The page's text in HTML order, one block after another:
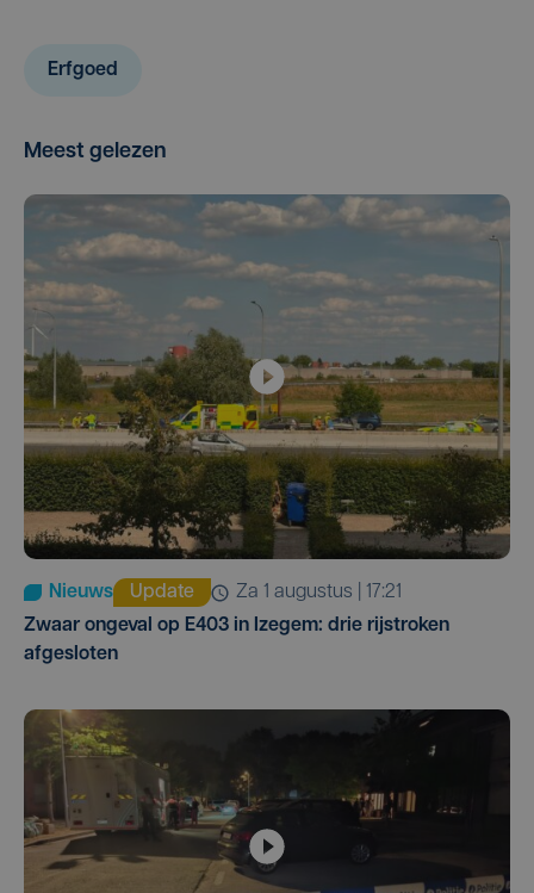
Erfgoed
Meest gelezen
Nieuws Update
za 1 augustus | 17:21
Zwaar ongeval op E403 in Izegem: drie rijstroken
afgesloten